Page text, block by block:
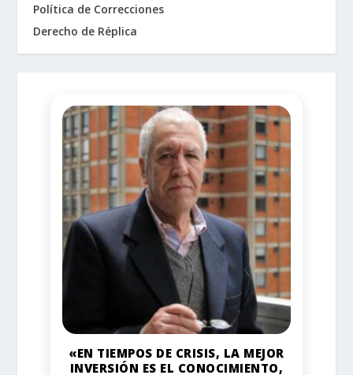
Política de Correcciones
Derecho de Réplica
«EN TIEMPOS DE CRISIS, LA MEJOR
INVERSIÓN ES EL CONOCIMIENTO,